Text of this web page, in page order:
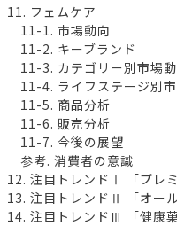
11. フェムケア
11-1. 市場動向
11-2. キーブランド
11-3. カテゴリー別市場
11-4. ライフステージ別
11-5. 商品分析
11-6. 販売分析
11-7. 今後の展望
参考. 消費者の意識
12. 注目トレンドⅠ 「プレ
13. 注目トレンドⅡ 「オー
14. 注目トレンドⅢ 「健康菓